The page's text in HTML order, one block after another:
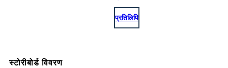
प्रतिलिपि
स्टोरीबोर्ड विवरण